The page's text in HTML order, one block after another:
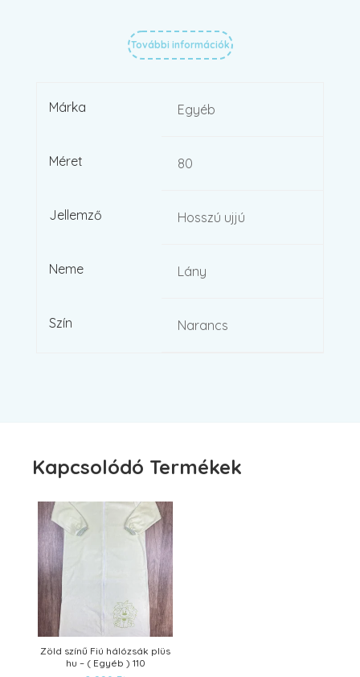
További információk
Márka Egyéb
Méret 80
Jellemző Hosszú ujjú
Neme Lány
Szín Narancs
Kapcsolódó Termékek
Zöld színű Fiú hálózsák plüs
hu – ( Egyéb ) 110